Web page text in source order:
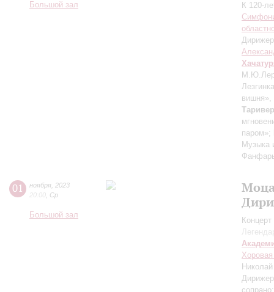
Большой зал
К 120-
паром»;
Музыка
01 ноября 2023
20:00 Ср
Большой зал